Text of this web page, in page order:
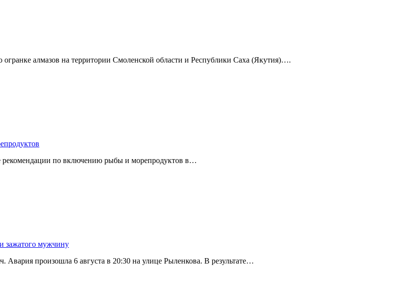
алмазов на территории Смоленской области и Республики Саха (Якутия)….
рекомендации по включению рыбы и морепродуктов в…
зажатого мужчину
Авария произошла 6 августа в 20:30 на улице Рыленкова. В результате…